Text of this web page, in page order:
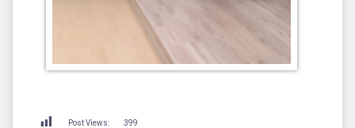
Post Views: 399